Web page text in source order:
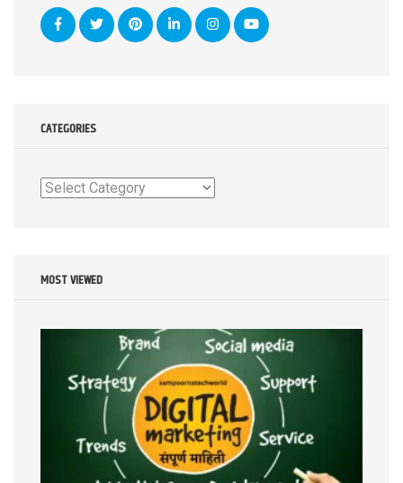
CATEGORIES
Categories
MOST VIEWED